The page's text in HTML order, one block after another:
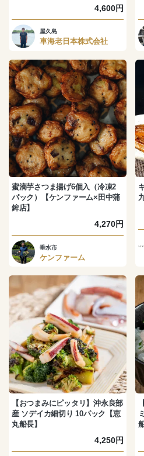
4,600円
屋久島
車海老日本株式会社
蜜滴芋さつま揚げ6個入（冷凍2
パック）【ケンファーム×田中蒲
鉾店】
4,270円
垂水市
ケンファーム
【おつまみにピッタリ】沖永良部
産 ソデイカ細切り 10パック【恵
丸船長】
4,250円